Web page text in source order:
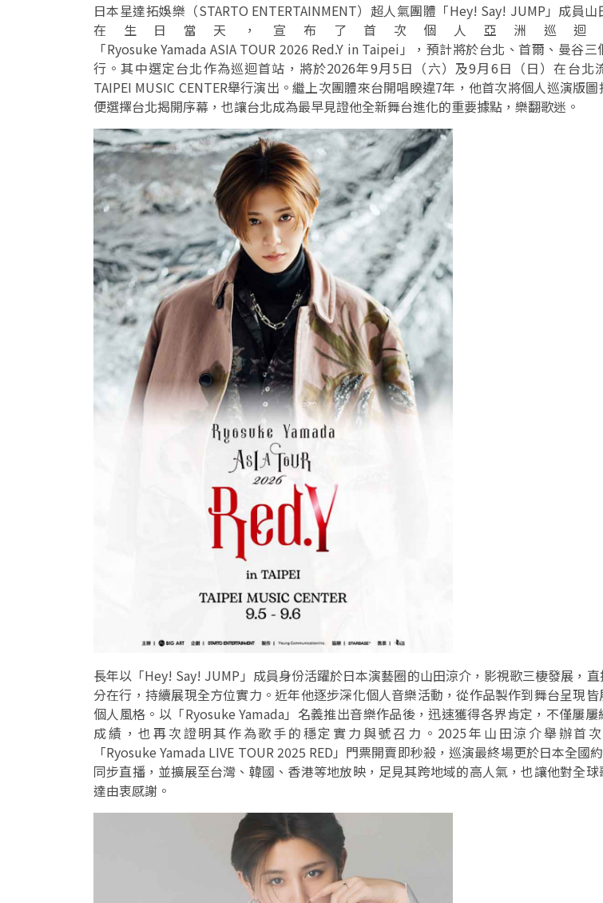
日本星達拓娛樂（STARTO ENTERTAINMENT）超人氣團體「Hey! Say! JUMP」成員
在生日當天，宣布了首次個人亞洲巡迴
「Ryosuke Yamada ASIA TOUR 2026 Red.Y in Taipei」，預計將於台北、首爾、曼谷
行。其中選定台北作為巡迴首站，將於2026年9月5日（六）及9月6日（日）在台北
TAIPEI MUSIC CENTER舉行演出。繼上次團體來台開唱睽違7年，他首次將個人巡演版圖
便選擇台北揭開序幕，也讓台北成為最早見證他全新舞台進化的重要據點，樂翻歌迷。
長年以「Hey! Say! JUMP」成員身份活躍於日本演藝圈的山田涼介，影視歌三棲發展，
分在行，持續展現全方位實力。近年他逐步深化個人音樂活動，從作品製作到舞台呈現
個人風格。以「Ryosuke Yamada」名義推出音樂作品後，迅速獲得各界肯定，不僅屢屢
成績，也再次證明其作為歌手的穩定實力與號召力。2025年山田涼介舉辦首
「Ryosuke Yamada LIVE TOUR 2025 RED」門票開賣即秒殺，巡演最終場更於日本全國
同步直播，並擴展至台灣、韓國、香港等地放映，足見其跨地域的高人氣，也讓他對全
達由衷感謝。